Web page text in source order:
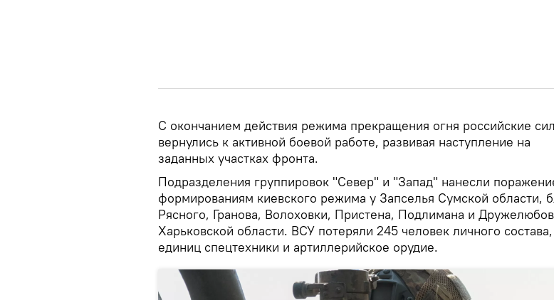
С окончанием действия режима прекращения огня российские
вернулись к активной боевой работе, развивая наступление на
заданных участках фронта.
Подразделения группировок "Север" и "Запад" нанесли
формированиям киевского режима у Запселья Сумской области,
Рясного, Гранова, Волоховки, Пристена, Подлимана и
Харьковской области. ВСУ потеряли 245 человек личного
единиц спецтехники и артиллерийское орудие.